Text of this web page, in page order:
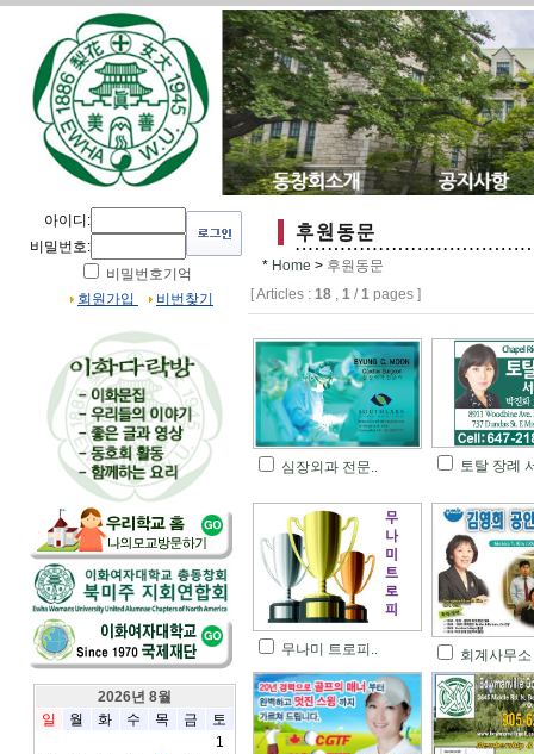
아이디:
비밀번호:
비밀번호기억
회원가입
비번찾기
2026년 8월
일
월 화 수 목 금
토
1
* Home > 후원동문
[ Articles : 18, 1/1pages ]
심장외과 전문.. 토탈 장례
무나미 트로피.. 회계사무소